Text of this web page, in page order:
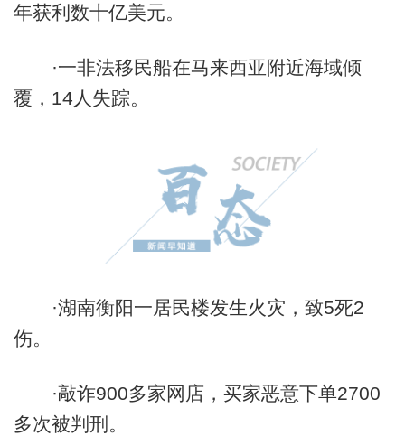
年获利数十亿美元。
·一非法移民船在马来西亚附近海域倾
覆，14人失踪。
·湖南衡阳一居民楼发生火灾，致5死2
伤。
·敲诈900多家网店，买家恶意下单2700
多次被判刑。